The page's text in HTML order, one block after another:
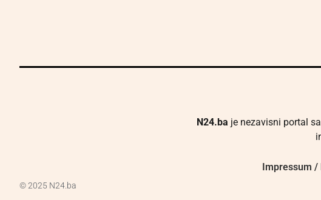
N24.ba je nezavisni portal
Impressum /
© 2025 N24.ba